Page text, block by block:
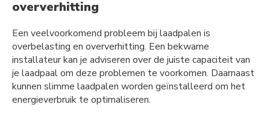
oververhitting
Een veelvoorkomend probleem bij laadpalen is
overbelasting en oververhitting. Een bekwame
installateur kan je adviseren over de juiste capaciteit van
je laadpaal om deze problemen te voorkomen. Daarnaast
kunnen slimme laadpalen worden geïnstalleerd om het
energieverbruik te optimaliseren.